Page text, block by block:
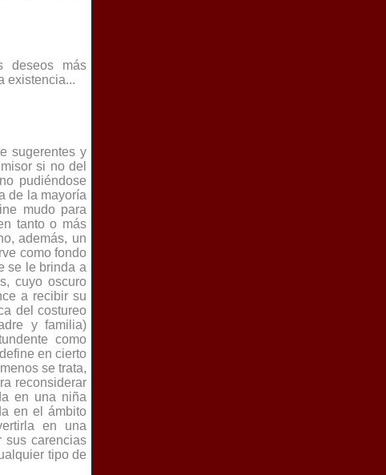
deseos más
existencia...
sugerentes y
si no del
pudiéndose
de la mayoría
mudo para
tanto o más
además, un
como fondo
se le brinda a
cuyo oscuro
a recibir su
del costureo
y familia)
como
en cierto
se trata,
reconsiderar
en una niña
en el ámbito
en una
sus carencias
tipo de